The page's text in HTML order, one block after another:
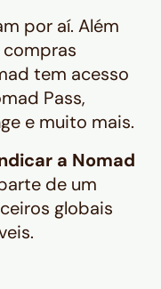
por aí. Além
compras
tem acesso
Pass,
e muito mais.
a Nomad
de um
globais